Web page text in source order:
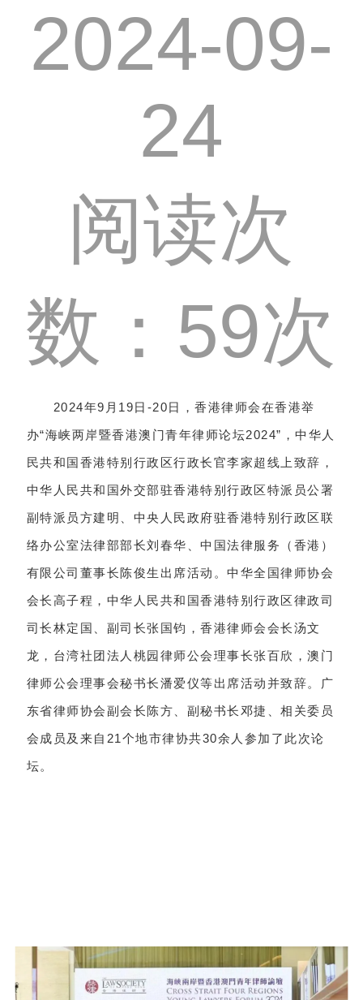
2024-09-
24
阅读次
数：59次
2024年9月19日-20日，香港律师会在香港举
办“海峡两岸暨香港澳门青年律师论坛2024”，中华人
民共和国香港特别行政区行政长官李家超线上致辞，
中华人民共和国外交部驻香港特别行政区特派员公署
副特派员方建明、中央人民政府驻香港特别行政区联
络办公室法律部部长刘春华、中国法律服务（香港）
有限公司董事长陈俊生出席活动。中华全国律师协会
会长高子程，中华人民共和国香港特别行政区律政司
司长林定国、副司长张国钧，香港律师会会长汤文
龙，台湾社团法人桃园律师公会理事长张百欣，澳门
律师公会理事会秘书长潘爱仪等出席活动并致辞。广
东省律师协会副会长陈方、副秘书长邓捷、相关委员
会成员及来自21个地市律协共30余人参加了此次论
坛。